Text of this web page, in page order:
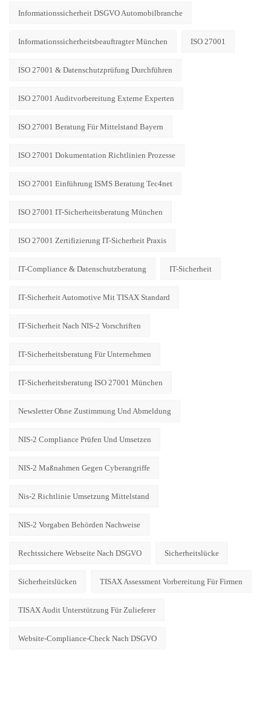
Informationssicherheit DSGVO Automobilbranche
Informationssicherheitsbeauftragter München ISO 27001
ISO 27001 & Datenschutzprüfung Durchführen
ISO 27001 Auditvorbereitung Externe Experten
ISO 27001 Beratung Für Mittelstand Bayern
ISO 27001 Dokumentation Richtlinien Prozesse
ISO 27001 Einführung ISMS Beratung Tec4net
ISO 27001 IT-Sicherheitsberatung München
ISO 27001 Zertifizierung IT-Sicherheit Praxis
IT-Compliance & Datenschutzberatung IT-Sicherheit
IT-Sicherheit Automotive Mit TISAX Standard
IT-Sicherheit Nach NIS-2 Vorschriften
IT-Sicherheitsberatung Für Unternehmen
IT-Sicherheitsberatung ISO 27001 München
Newsletter Ohne Zustimmung Und Abmeldung
NIS-2 Compliance Prüfen Und Umsetzen
NIS-2 Maßnahmen Gegen Cyberangriffe
Nis-2 Richtlinie Umsetzung Mittelstand
NIS-2 Vorgaben Behörden Nachweise
Rechtssichere Webseite Nach DSGVO Sicherheitslücke
Sicherheitslücken TISAX Assessment Vorbereitung Für Firmen
TISAX Audit Unterstützung Für Zulieferer
Website-Compliance-Check Nach DSGVO